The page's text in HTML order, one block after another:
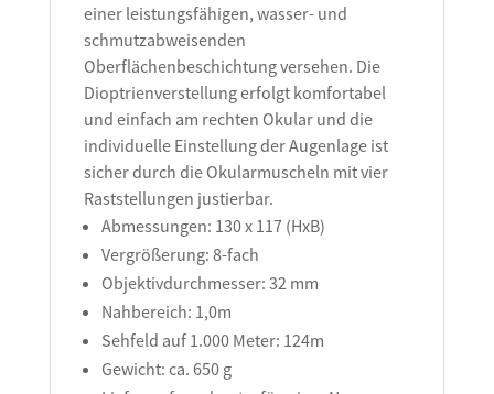
einer leistungsfähigen, wasser- und
schmutzabweisenden
Oberflächenbeschichtung versehen. Die
Dioptrienverstellung erfolgt komfortabel
und einfach am rechten Okular und die
individuelle Einstellung der Augenlage ist
sicher durch die Okularmuscheln mit vier
Raststellungen justierbar.
Abmessungen: 130 x 117 (HxB)
Vergrößerung: 8-fach
Objektivdurchmesser: 32 mm
Nahbereich: 1,0m
Sehfeld auf 1.000 Meter: 124m
Gewicht: ca. 650 g